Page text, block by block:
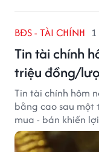
BĐS - TÀI CHÍNH
Tin tài chính
triệu đồng/
Tin tài chính hôm
bằng cao sau một
mua - bán khiến
trong khi USD
thất vọng.